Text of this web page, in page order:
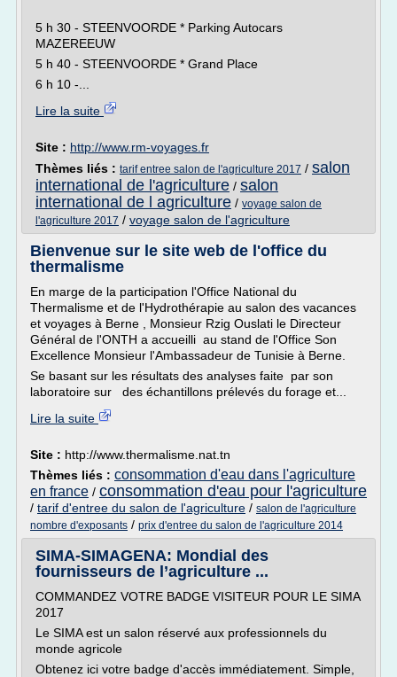
5 h 30 - STEENVOORDE * Parking Autocars
MAZEREEUW
5 h 40 - STEENVOORDE * Grand Place
6 h 10 -...
Lire la suite
Site : http://www.rm-voyages.fr
Thèmes liés : tarif entree salon de l'agriculture 2017 / salon
international de l'agriculture / salon
international de l agriculture / voyage salon de
l'agriculture 2017 / voyage salon de l'agriculture
Bienvenue sur le site web de l'office du
thermalisme
En marge de la participation l'Office National du
Thermalisme et de l'Hydrothérapie au salon des vacances
et voyages à Berne , Monsieur Rzig Ouslati le Directeur
Général de l'ONTH a accueilli au stand de l'Office Son
Excellence Monsieur l'Ambassadeur de Tunisie à Berne.
Se basant sur les résultats des analyses faite par son
laboratoire sur des échantillons prélevés du forage et...
Lire la suite
Site : http://www.thermalisme.nat.tn
Thèmes liés : consommation d'eau dans l'agriculture
en france / consommation d'eau pour l'agriculture
/ tarif d'entree du salon de l'agriculture / salon de l'agriculture
nombre d'exposants / prix d'entree du salon de l'agriculture 2014
SIMA-SIMAGENA: Mondial des
fournisseurs de l’agriculture ...
COMMANDEZ VOTRE BADGE VISITEUR POUR LE SIMA
2017
Le SIMA est un salon réservé aux professionnels du
monde agricole
Obtenez ici votre badge d'accès immédiatement. Simple,